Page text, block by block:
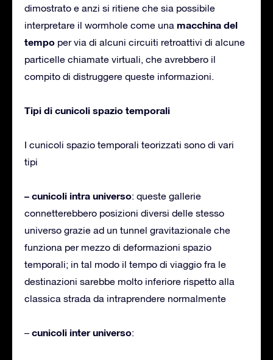
dimostrato e anzi si ritiene che sia possibile
interpretare il wormhole come una macchina del
tempo per via di alcuni circuiti retroattivi di alcune
particelle chiamate virtuali, che avrebbero il
compito di distruggere queste informazioni.
Tipi di cunicoli spazio temporali
I cunicoli spazio temporali teorizzati sono di vari
tipi
– cunicoli intra universo: queste gallerie
connetterebbero posizioni diversi delle stesso
universo grazie ad un tunnel gravitazionale che
funziona per mezzo di deformazioni spazio
temporali; in tal modo il tempo di viaggio fra le
destinazioni sarebbe molto inferiore rispetto alla
classica strada da intraprendere normalmente
– cunicoli inter universo: